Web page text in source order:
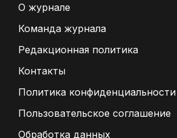
О журнале
Команда журнала
Редакционная политика
Контакты
Политика конфиденциальности
Пользовательское соглашение
Обработка данных